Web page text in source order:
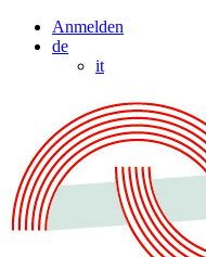
Anmelden
de
it